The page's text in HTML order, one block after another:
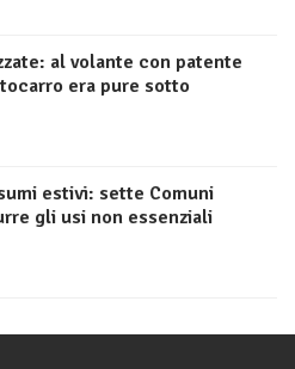
al volante con patente
era pure sotto
estivi: sette Comuni
gli usi non essenziali